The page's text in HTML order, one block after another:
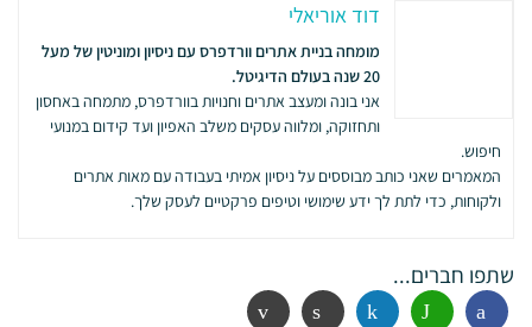
דוד אוריאלי
מומחה בניית אתרים וורדפרס עם ניסיון ומוניטין של מעל
20 שנה בעולם הדיגיטל.
אני בונה ומעצב אתרים וחנויות בוורדפרס, מתמחה באחסון
ותחזוקה, ומלווה עסקים משלב האפיון ועד קידום במנועי
חיפוש.
המאמרים שאני כותב מבוססים על ניסיון אמיתי בעבודה עם מאות אתרים
ולקוחות, כדי לתת לך ידע שימושי וטיפים פרקטיים לעסק שלך.
שתפו חברים...
פייסבוק ווטסאפ לינקדין הדפסה אימייל